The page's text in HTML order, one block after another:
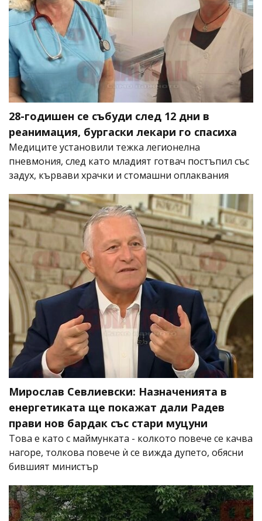
28-годишен се събуди след 12 дни в
реанимация, бургаски лекари го спасиха
Медиците установили тежка легионелна
пневмония, след като младият готвач постъпил със
задух, кървави храчки и стомашни оплаквания
Мирослав Севлиевски: Назначенията в
енергетиката ще покажат дали Радев
прави нов бардак със стари муцуни
Това е като с маймунката - колкото повече се качва
нагоре, толкова повече ѝ се вижда дупето, обясни
бившият министър